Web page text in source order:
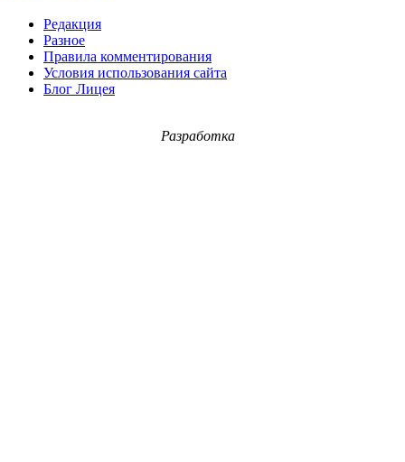
Редакция
Разное
Правила комментирования
Условия использования сайта
Блог Лицея
Разработка